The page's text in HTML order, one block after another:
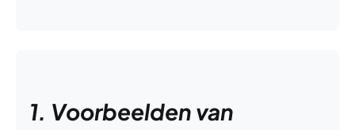
1. Voorbeelden van